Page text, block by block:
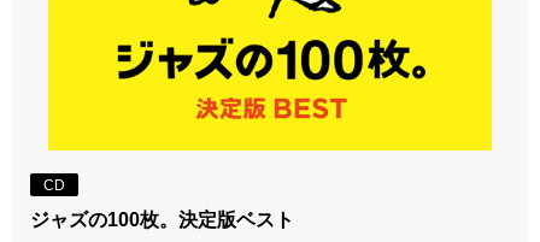
CD
ジャズの100枚。決定版ベスト